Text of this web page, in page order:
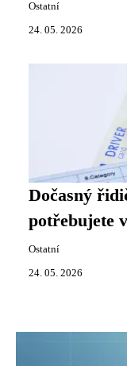
Ostatní
24. 05. 2026
Dočasný
potřebujete
Ostatní
24. 05. 2026